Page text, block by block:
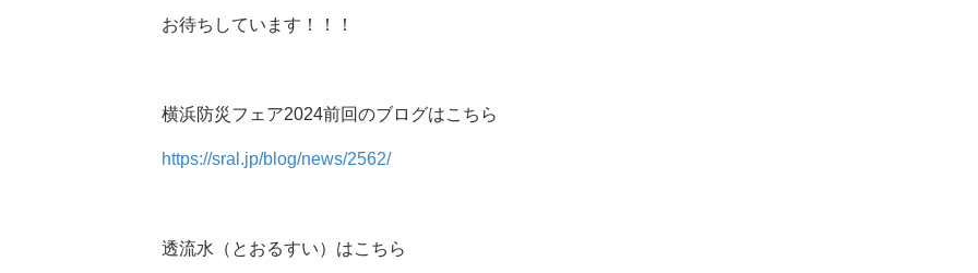
お待ちしています！！！
横浜防災フェア2024前回のブログはこちら
https://sral.jp/blog/news/2562/
透流水（とおるすい）はこちら